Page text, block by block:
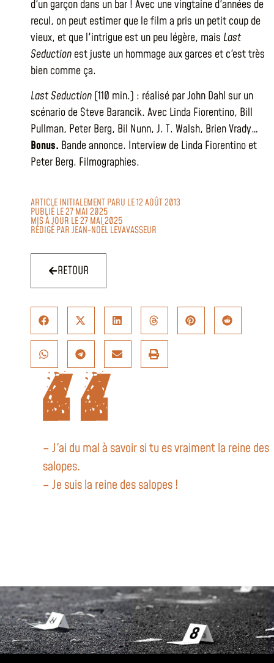
d'un garçon dans un bar ! Avec une vingtaine d'années de
recul, on peut estimer que le film a pris un petit coup de
vieux, et que l'intrigue est un peu légère, mais Last
Seduction est juste un hommage aux garces et c'est très
bien comme ça.
Last Seduction (110 min.) : réalisé par John Dahl sur un
scénario de Steve Barancik. Avec Linda Fiorentino, Bill
Pullman, Peter Berg, Bil Nunn, J. T. Walsh, Brien Vrady…
Bonus. Bande annonce. Interview de Linda Fiorentino et
Peter Berg. Filmographies.
ARTICLE INITIALEMENT PARU LE 12 AOÛT 2013
PUBLIÉ LE 27 MAI 2025
MIS À JOUR LE 27 MAI 2025
RÉDIGÉ PARJEAN-NOËL LEVAVASSEUR
RETOUR
– J'ai du mal à savoir si tu es vraiment la reine des
salopes.
– Je suis la reine des salopes !